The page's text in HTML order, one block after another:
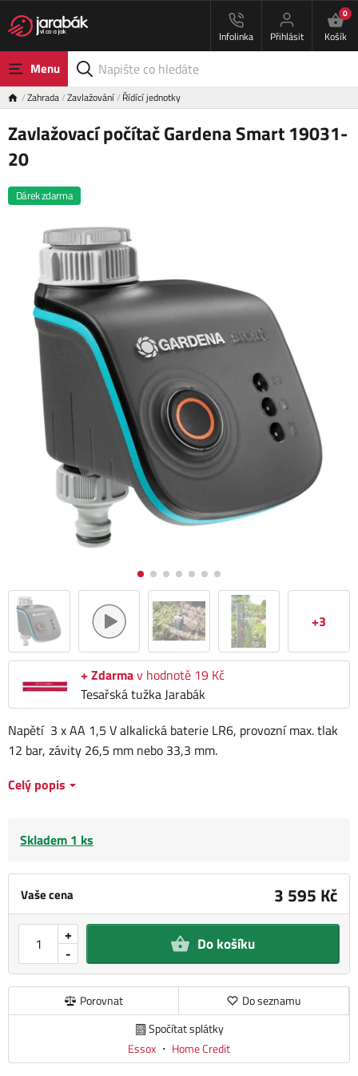
Infolinka Přihlásit
0
Košík
Menu
Zahrada Zavlažování Řídící jednotky
Zavlažovací počítač Gardena Smart 19031-
20
Dárek zdarma
+3
+ Zdarmav hodnotě 19 Kč
Tesařská tužka Jarabák
Vaše cena 3 595 Kč
-
+ Do košíku
Porovnat
Do seznamu
Spočítat splátky
Essox ・ Home Credit
Napětí 3 x AA 1,5 V alkalická baterie LR6, provozní max. tlak
12 bar, závity 26,5 mm nebo 33,3 mm.
Celý popis
Skladem 1 ks